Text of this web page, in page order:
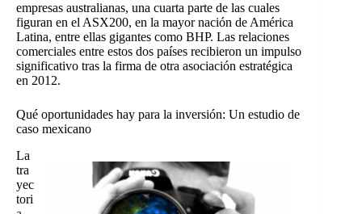
empresas australianas, una cuarta parte de las cuales
figuran en el ASX200, en la mayor nación de América
Latina, entre ellas gigantes como BHP. Las relaciones
comerciales entre estos dos países recibieron un impulso
significativo tras la firma de otra asociación estratégica
en 2012.
Qué oportunidades hay para la inversión: Un estudio de
caso mexicano
La
tra
yec
tori